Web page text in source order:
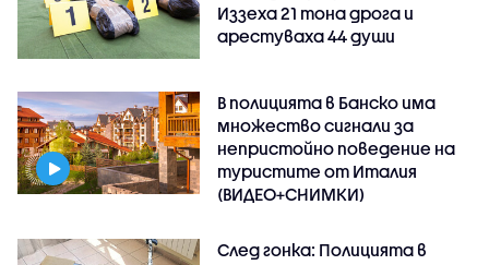
Иззеха 21 тона дрога и
арестуваха 44 души
В полицията в Банско има
множество сигнали за
непристойно поведение на
туристите от Италия
(ВИДЕО+СНИМКИ)
След гонка: Полицията в